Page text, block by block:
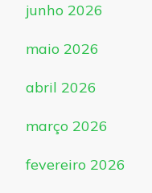
junho 2026
maio 2026
abril 2026
março 2026
fevereiro 2026